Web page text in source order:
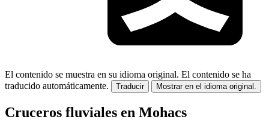
El contenido se muestra en su idioma original. El contenido se ha
traducido automáticamente.
Traducir Mostrar en el idioma original.
Cruceros fluviales en Mohacs